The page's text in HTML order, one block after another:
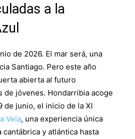
a la
de 2026. El mar será, una
Santiago. Pero este año
abierta al futuro
de jóvenes. Hondarribia acoge
de junio, el inicio de la XI
Vela, una experiencia única
y atlántica hasta